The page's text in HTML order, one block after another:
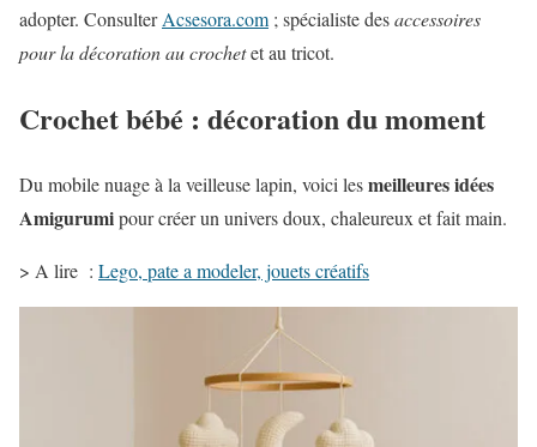
adopter. ConsulterAcsesora.com; spécialiste desaccessoires
pour la décoration au crochetet au tricot.
Crochet bébé : décoration du moment
Du mobile nuage à la veilleuse lapin, voici lesmeilleures idées
Amigurumipour créer un universdoux, chaleureux etfait main.
> A lire : Lego, pate a modeler, jouets créatifs